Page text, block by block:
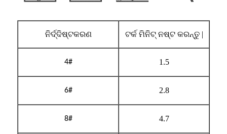
ନିର୍ଦ୍ଦିଷ୍ଟକରଣ ଟର୍କ ମିନିଟ୍ ନଷ୍ଟ କରନ୍ତୁ |
4# 1.5
6# 2.8
8# 4.7